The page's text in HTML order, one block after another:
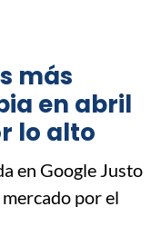
más
en abril
lo alto
en Google Justo
por el